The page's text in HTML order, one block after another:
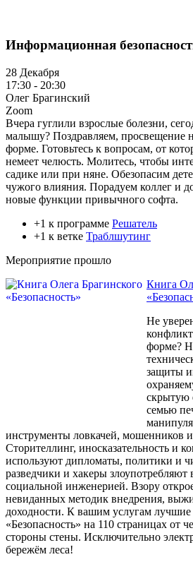
Информационная
28 Декабря
17:30 - 20:30
Олег Брагинский
Zoom
Вчера гуглили взрослые болезни,
малышу? Поздравляем, просвещение
форме. Готовьтесь к вопросам, от
немеет челюсть. Молитесь, чтобы
садике или при няне. Обезопасим
чужого влияния. Порадуем коллег и
новые функции привычного софта.
+1 к программе Решатель
+1 к ветке Траблшутинг
Мероприятие прошло
Книга
Не
форме?
защиты
скрытую
семью
инструменты ловкачей, мошенников
Сторителлинг, иносказательность и
используют дипломаты, политики и
разведчики и хакеры злоупотребляют
социальной инженерией. Взору
невиданных методик внедрения,
доходности. К вашим услугам лучшие
«Безопасность» на 110 страницах от
стороны стены. Исключительно
бережём леса!